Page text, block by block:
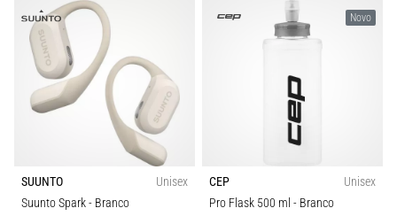
SUUNTO
Unisex
Suunto Spark- Branco
Novo
CEP
Unisex
Pro Flask 500 ml - Branco